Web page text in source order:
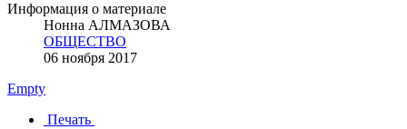
Информация о материале
Нонна АЛМАЗОВА
ОБЩЕСТВО
06 ноября 2017
Empty
Печать